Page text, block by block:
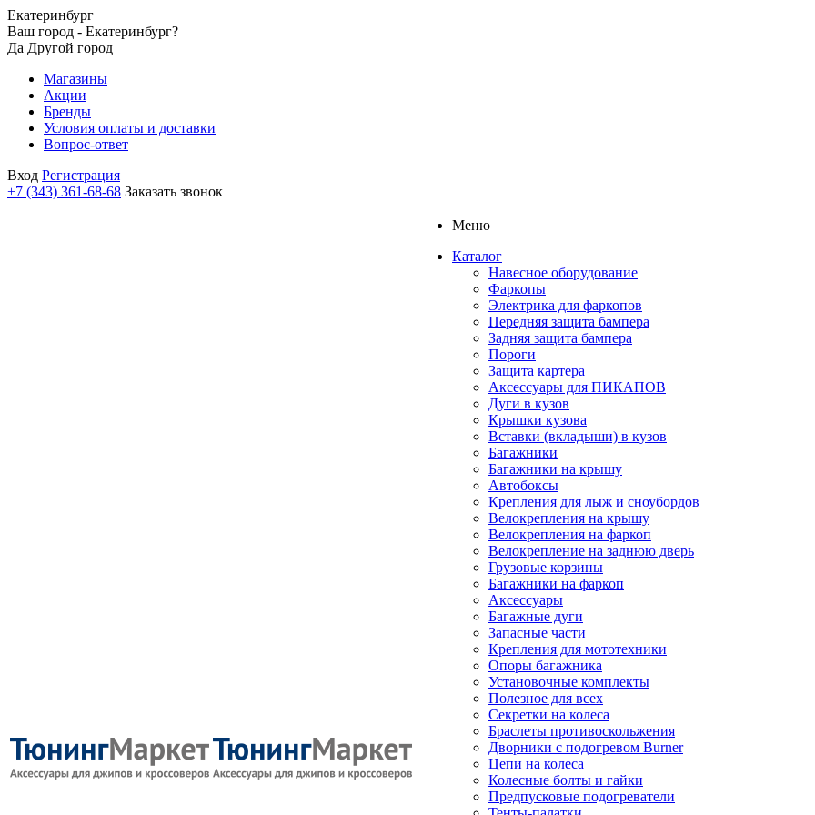
Екатеринбург
Ваш город - Екатеринбург?
Да Другой город
Магазины
Акции
Бренды
Условия оплаты и доставки
Вопрос-ответ
Вход Регистрация
+7 (343) 361-68-68 Заказать звонок
Меню
Каталог
Навесное оборудование
Фаркопы
Электрика для фаркопов
Передняя защита бампера
Задняя защита бампера
Пороги
Защита картера
Аксессуары для ПИКАПОВ
Дуги в кузов
Крышки кузова
Вставки (вкладыши) в кузов
Багажники
Багажники на крышу
Автобоксы
Крепления для лыж и сноубордов
Велокрепления на крышу
Велокрепления на фаркоп
Велокрепление на заднюю дверь
Грузовые корзины
Багажники на фаркоп
Аксессуары
Багажные дуги
Запасные части
Крепления для мототехники
Опоры багажника
Установочные комплекты
Полезное для всех
Секретки на колеса
Браслеты противоскольжения
Дворники с подогревом Burner
Цепи на колеса
Колесные болты и гайки
Предпусковые подогреватели